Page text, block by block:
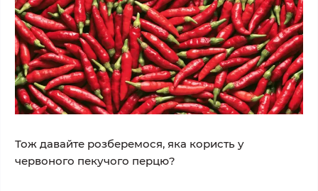
Тож давайте розберемося, яка користь у
червоного пекучого перцю?